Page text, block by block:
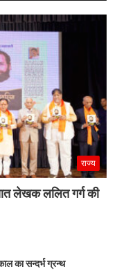
राज्य
लेखक ललित गर्ग की
का सन्दर्भ ग्रन्थ